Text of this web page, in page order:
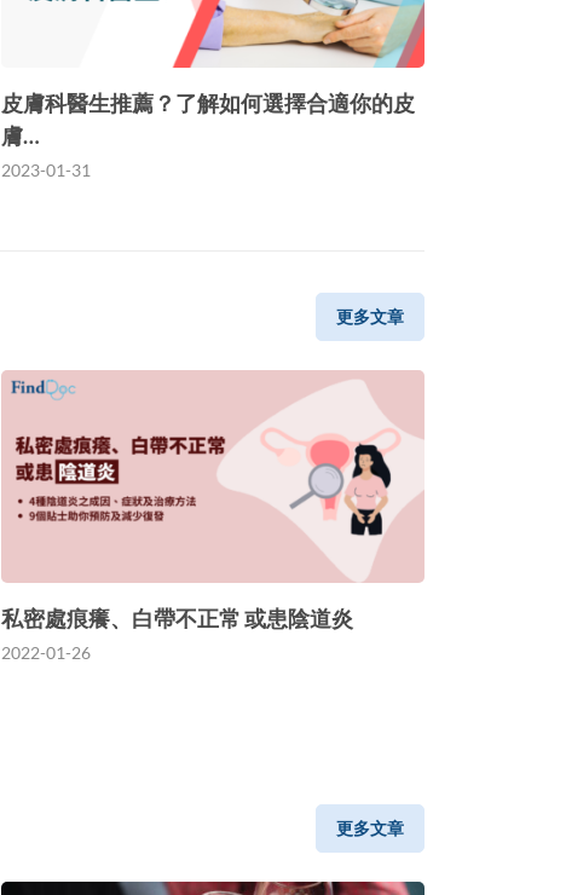
皮膚科醫生推薦？了解如何選擇合適你的皮
膚…
2023-01-31
更多文章
私密處痕癢、白帶不正常 或患陰道炎
2022-01-26
更多文章